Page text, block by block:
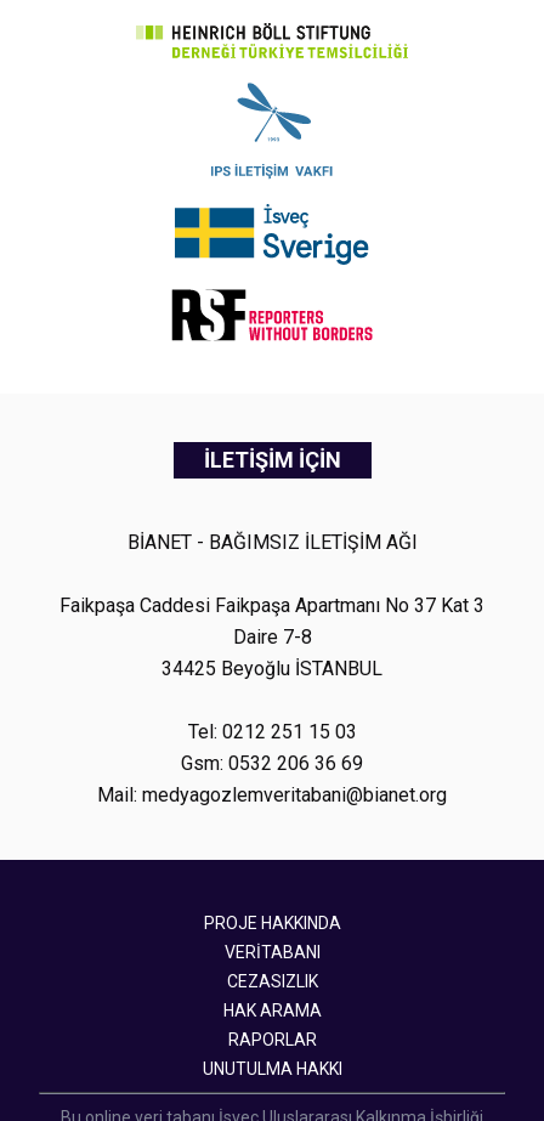
İLETİŞİM İÇİN
BİANET - BAĞIMSIZ İLETİŞİM AĞI
Faikpaşa Caddesi Faikpaşa Apartmanı No 37 Kat 3
Daire 7-8
34425 Beyoğlu İSTANBUL
Tel: 0212 251 15 03
Gsm: 0532 206 36 69
Mail: medyagozlemveritabani@bianet.org
PROJE HAKKINDA
VERİTABANI
CEZASIZLIK
HAK ARAMA
RAPORLAR
UNUTULMA HAKKI